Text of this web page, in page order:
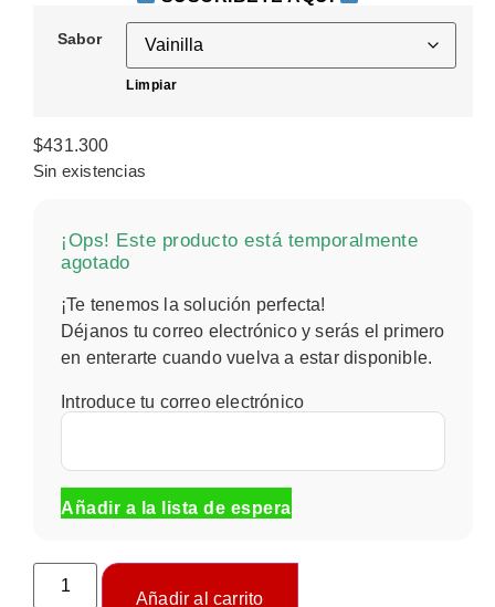
Sabor
Limpiar
$431.300
Sin existencias
¡Ops! Este producto está temporalmente
agotado
¡Te tenemos la solución perfecta!
Déjanos tu correo electrónico y serás el primero
en enterarte cuando vuelva a estar disponible.
Introduce tu correo electrónico
Añadir a la lista de espera
Añadir al carrito